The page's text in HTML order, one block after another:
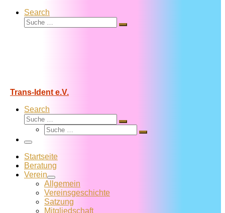
Search
Suche
Suche
Trans-Ident e.V.
Search
Suche
Suche
Suche
Suche
Menü
Startseite
Beratung
Verein
Allgemein
Vereins­geschichte
Satzung
Mitglied­schaft